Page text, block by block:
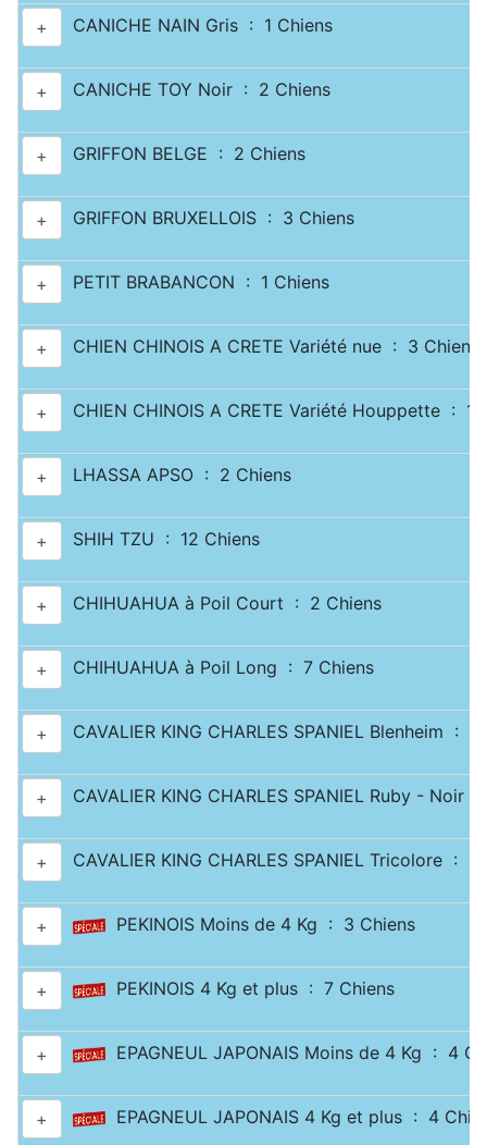
+ CANICHE NAIN Gris : 1 Chiens
+ CANICHE TOY Noir : 2 Chiens
+ GRIFFON BELGE : 2 Chiens
+ GRIFFON BRUXELLOIS : 3 Chiens
+ PETIT BRABANCON : 1 Chiens
+ CHIEN CHINOIS A CRETE Variété nue : 3 Chiens
+ CHIEN CHINOIS A CRETE Variété Houppette : 1
+ LHASSA APSO : 2 Chiens
+ SHIH TZU : 12 Chiens
+ CHIHUAHUA à Poil Court : 2 Chiens
+ CHIHUAHUA à Poil Long : 7 Chiens
+ CAVALIER KING CHARLES SPANIEL Blenheim : 2
+ CAVALIER KING CHARLES SPANIEL Ruby - Noir
+ CAVALIER KING CHARLES SPANIEL Tricolore : 2
+ PEKINOIS Moins de 4 Kg : 3 Chiens
+ PEKINOIS 4 Kg et plus : 7 Chiens
+ EPAGNEUL JAPONAIS Moins de 4 Kg : 4
+ EPAGNEUL JAPONAIS 4 Kg et plus : 4